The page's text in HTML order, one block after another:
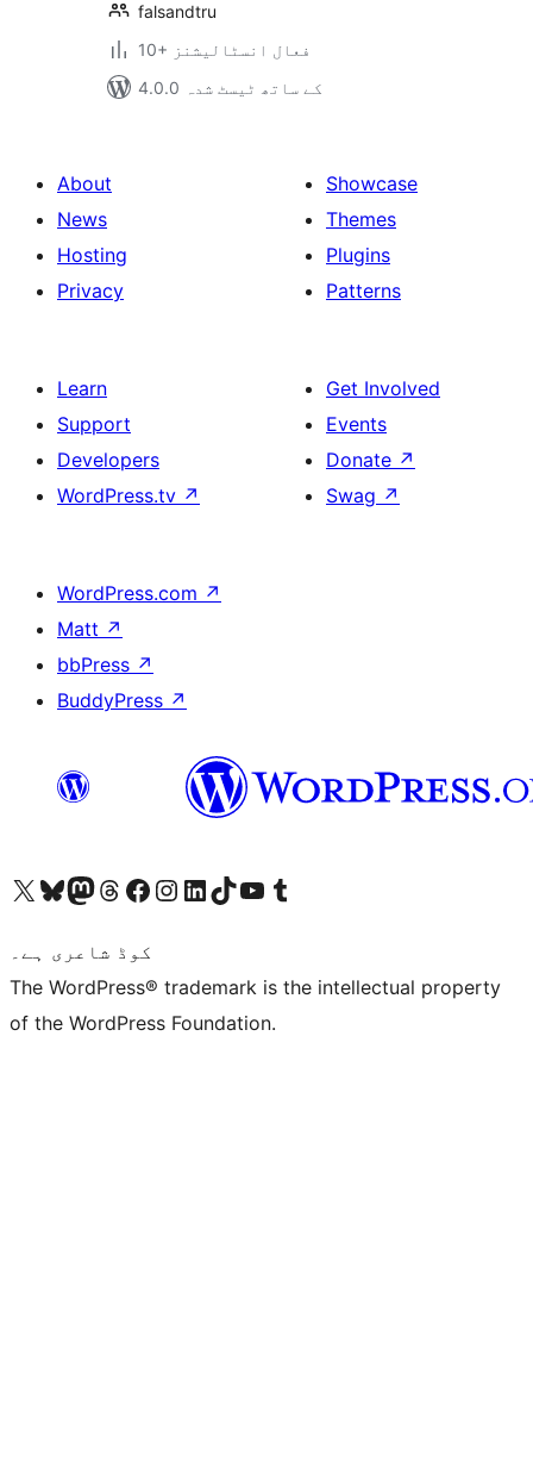
falsandtru
10+ فعال انسٹالیشنز
4.0.0 کے ساتھ ٹیسٹ شدہ
About
News
Hosting
Privacy
Showcase
Themes
Plugins
Patterns
Learn
Support
Developers
WordPress.tv ↗
Get Involved
Events
Donate ↗
Swag ↗
WordPress.com ↗
Matt ↗
bbPress ↗
BuddyPress ↗
Visit our X (formerly Twitter) account
ہمارے بلیواسکائی اکاؤنٹ پر جائیں
Visit our Mastodon account
ہمارے ٹھریڈز اکاؤنٹ پر جائیں
Visit our Facebook page
Visit our Instagram account
Visit our LinkedIn account
ہمارے ٹک ٹاک اکاؤنٹ پر جائیں
Visit our YouTube channel
ہمارے ٹمبلر اکاؤنٹ پر جائیں
کوڈ شاعری ہے۔
The WordPress® trademark is the intellectual property
of the WordPress Foundation.